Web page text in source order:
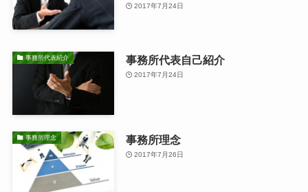
2017年7月24日
事務所代表紹介 事務所代表自己紹介
2017年7月24日
事務所理念 事務所理念
2017年7月26日